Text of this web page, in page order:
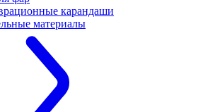
карандаши
материалы